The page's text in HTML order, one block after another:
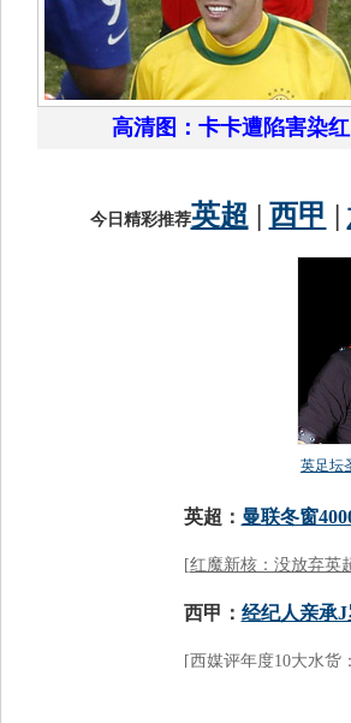
高清图：卡卡遭陷害染红